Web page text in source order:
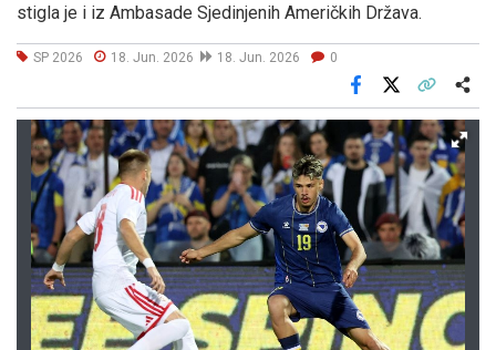
stigla je i iz Ambasade Sjedinjenih Američkih Država.
SP 2026 18. Jun. 2026 18. Jun. 2026 0
Facebook